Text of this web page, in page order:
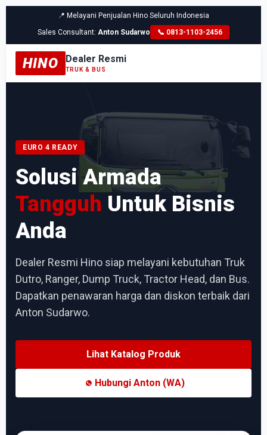
📍 Melayani Penjualan Hino Seluruh Indonesia
Sales Consultant: Anton Sudarwo 📞 0813-1103-2456
HINO Dealer Resmi
TRUK & BUS
EURO 4 READY
Solusi Armada
Tangguh Untuk Bisnis
Anda
Dealer Resmi Hino siap melayani kebutuhan Truk
Dutro, Ranger, Dump Truck, Tractor Head, dan Bus.
Dapatkan penawaran harga dan diskon terbaik dari
Anton Sudarwo.
Lihat Katalog Produk
Hubungi Anton (WA)